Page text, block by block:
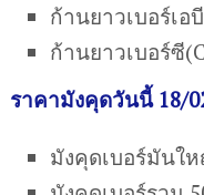
ก้านยาวเบอร์เอ
ก้านยาวเบอร์ซี
ราคามังคุดวันนี้ 18/
มังคุดเบอร์มันใ